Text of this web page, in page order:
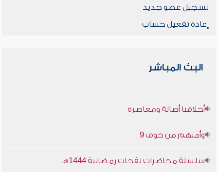
تسجيل عضو جديد
إعادة تفعيل حساب
البث المباشر
أخلاقنا أصالة ومعاصرة
وأمنهم من خوف 9
سلسلة محاضرات نفحات رمضانية 1444هـ